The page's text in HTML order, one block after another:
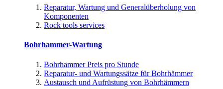
Reparatur, Wartung und Generalüberholung von
Komponenten
Rock tools services
Bohrhammer-Wartung
Bohrhammer Preis pro Stunde
Reparatur- und Wartungssätze für Bohrhämmer
Austausch und Aufrüstung von Bohrhämmern